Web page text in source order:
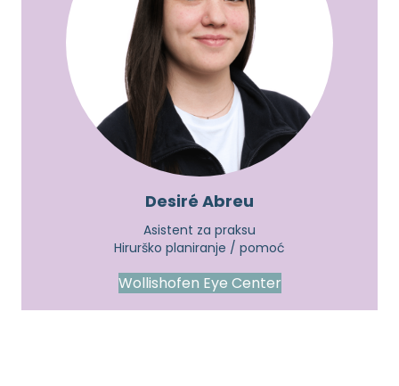
Desiré Abreu
Asistent za praksu
Hirurško planiranje / pomoć
Wollishofen Eye Center